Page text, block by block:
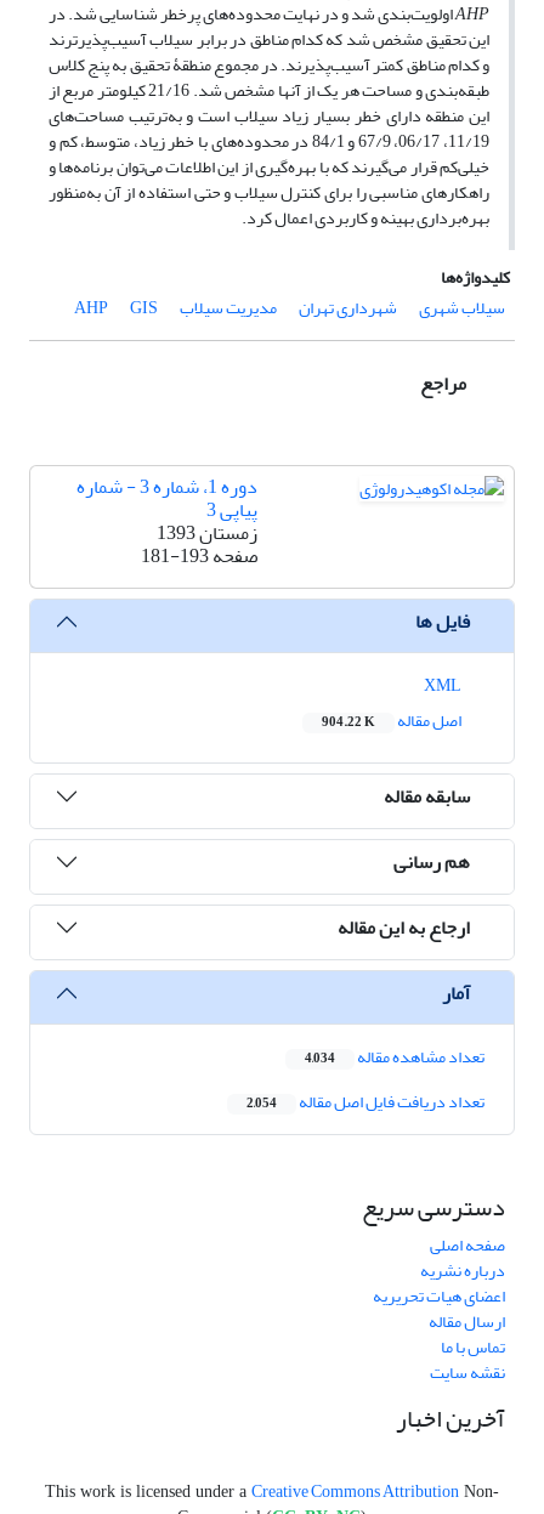
AHPاولویت‌بندی شد و در نهایت محدوده‌های پرخطر شناسایی شد. در
این تحقیق مشخص شد که کدام مناطق در برابر سیلاب آسیب‌پذیرترند
و کدام مناطق کمتر آسیب‌پذیرند. در مجموع منطقۀ تحقیق به پنج کلاس
طبقه‌بندی و مساحت هر یک از آنها مشخص شد. 21/16 کیلومتر مربع از
این منطقه دارای خطر بسیار زیاد سیلاب است و به‌ترتیب مساحت‌های
11/19، 06/17، 67/9 و 84/1 در محدوده‌های با خطر زیاد، متوسط، کم و
خیلی‌کم قرار می‌گیرند که با بهره‌گیری از این اطلاعات می‌توان برنامه‌ها و
راهکار‌های مناسبی را برای کنترل سیلاب و حتی استفاده از آن به‌منظور
بهره‌برداری بهینه و کاربردی اعمال کرد.
کلیدواژه‌ها
سیلاب شهری
شهرداری تهران مدیریت سیلاب AHP GIS
مراجع
دوره 1، شماره 3 - شماره
پیاپی 3
زمستان 1393
صفحه181-193
فایل ها
اصل مقاله
904.22 K
سابقه مقاله
هم رسانی
ارجاع به این مقاله
آمار
تعداد مشاهده مقاله 4,034
تعداد دریافت فایل اصل مقاله 2,054
دسترسی سریع
صفحه اصلی
درباره نشریه
اعضای هیات تحریریه
ارسال مقاله
تماس با ما
نقشه سایت
آخرین اخبار
This work is licensed under a Creative Commons Attribution Non-